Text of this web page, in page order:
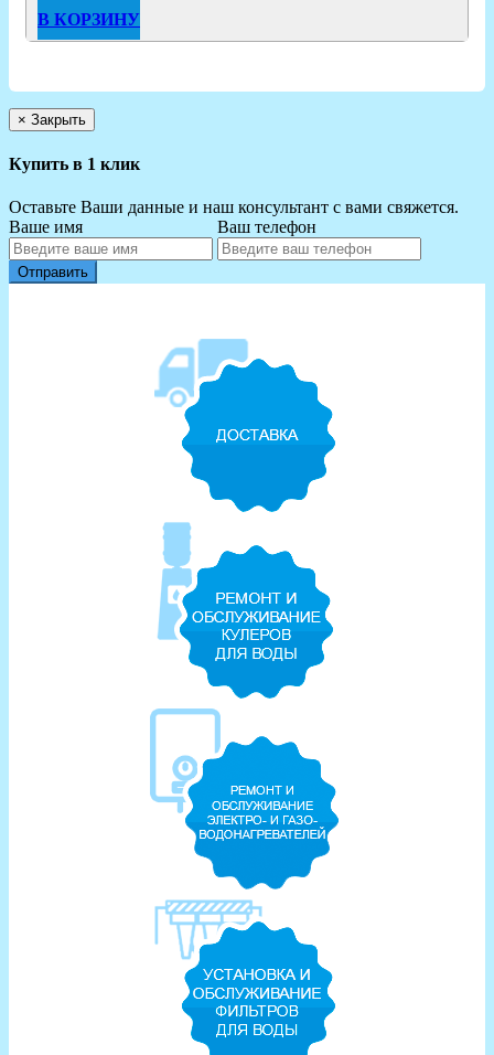
В КОРЗИНУ
× Закрыть
Купить в 1 клик
Оставьте Ваши данные и наш консультант с вами свяжется.
Ваше имя
Ваш телефон
Отправить